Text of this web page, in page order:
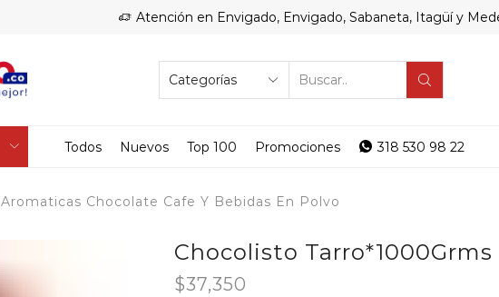
Atención en Envigado, Envigado, Sabaneta, Itagüí y
SEARCH
Todos Nuevos Top 100 Promociones 318 530 98 22
Aromaticas Chocolate Cafe Y Bebidas En Polvo
Chocolisto Tarro*1000Grms
$37,350